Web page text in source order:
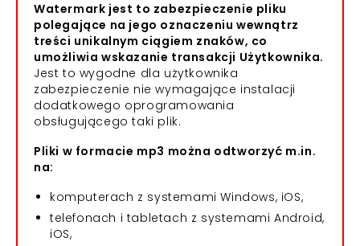
Watermark jest to zabezpieczenie pliku
polegające na jego oznaczeniu wewnątrz
treści unikalnym ciągiem znaków, co
umożliwia wskazanie transakcji Użytkownika.
Jest to wygodne dla użytkownika
zabezpieczenie nie wymagające instalacji
dodatkowego oprogramowania
obsługującego taki plik.
Pliki w formacie mp3 można odtworzyć m.in.
na:
komputerach z systemami Windows, iOS,
telefonach i tabletach z systemami Android,
iOS,